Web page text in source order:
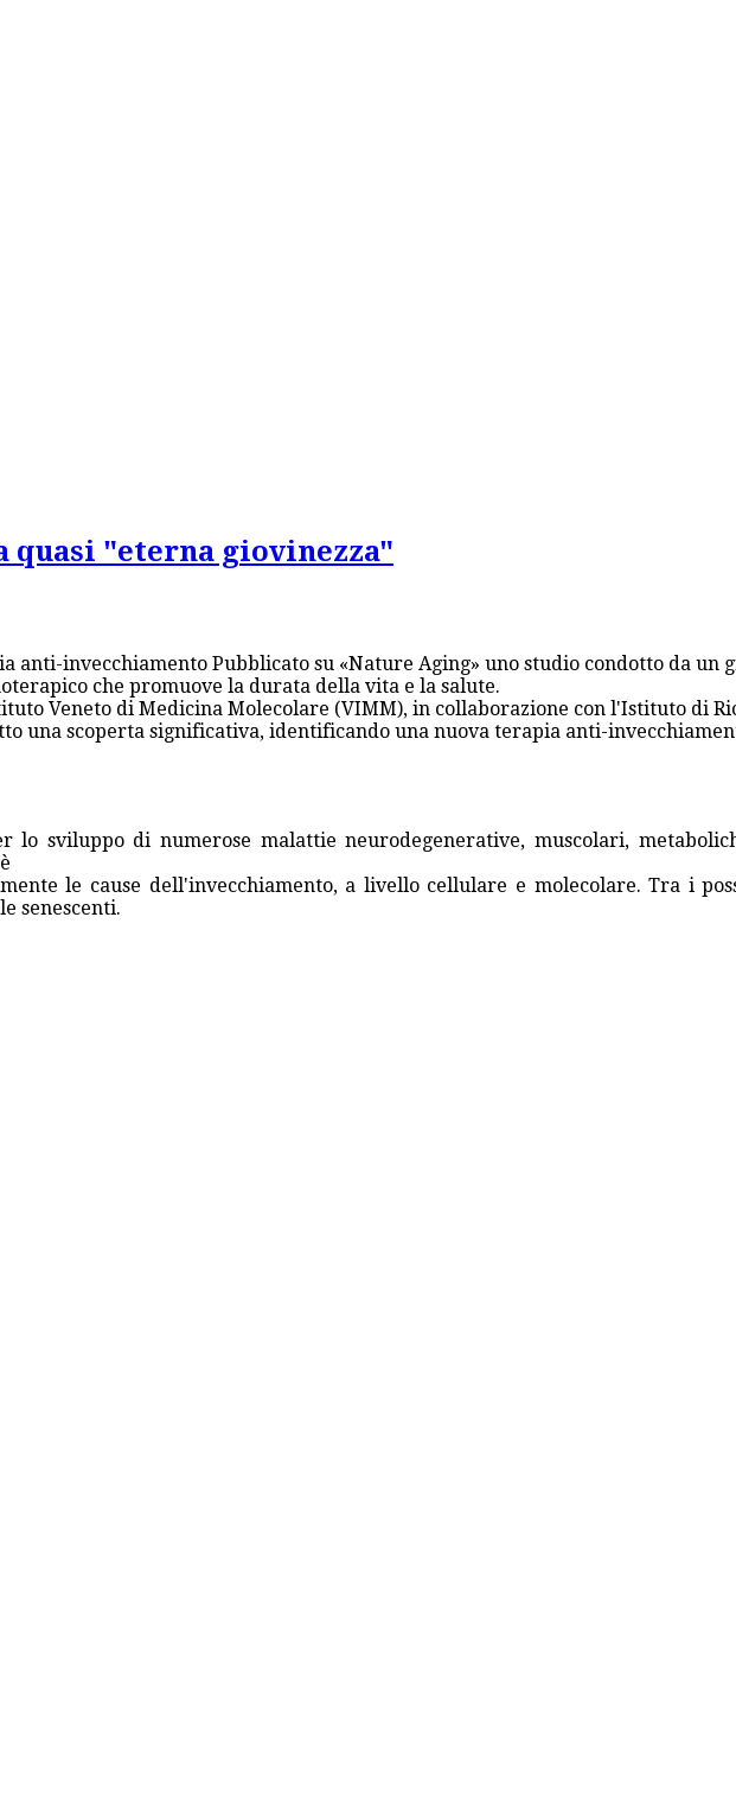
quasi "eterna giovinezza"
anti-invecchiamento Pubblicato su «Nature Aging» uno studio condotto da un
che promuove la durata della vita e la salute.
Veneto di Medicina Molecolare (VIMM), in collaborazione con l'Istituto di
una scoperta significativa, identificando una nuova terapia anti-
sviluppo di numerose malattie neurodegenerative, muscolari,
le cause dell'invecchiamento, a livello cellulare e molecolare. Tra i
senescenti.